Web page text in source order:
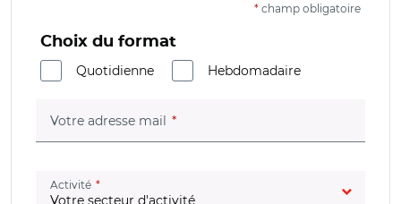
* champ obligatoire
Choix du format
Quotidienne
Hebdomadaire
Votre adresse mail (champ obligatoire)
Activité (champ obligatoire)